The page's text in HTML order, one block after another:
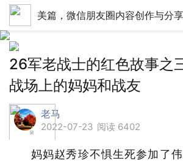
美篇，微信朋友圈内容创作与分
26军老战士的红色故事之
战场上的妈妈和战友
老马
2022-07-23 阅读 6402
妈妈赵秀珍不惧生死参加了